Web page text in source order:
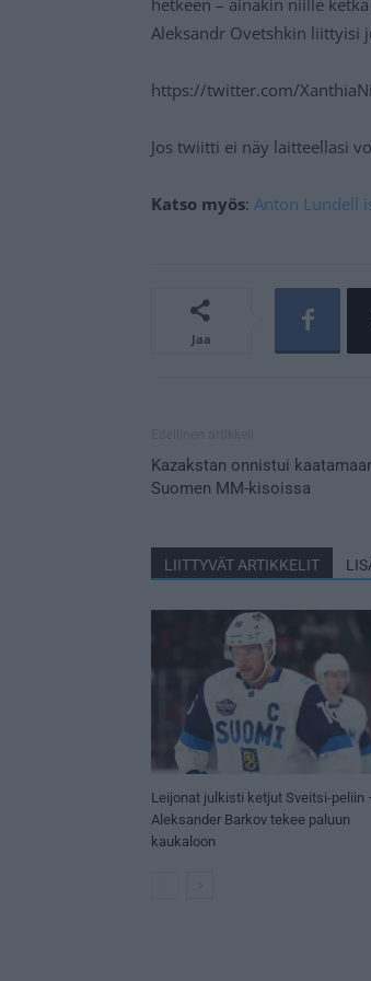
Aleksandr Ovetshkin liittyisi
https://twitter.com/
Jos twiitti ei näy laitteellasi
Katso myös: Anton Lundell
Jaa
Kazakstan onnistui
Suomen MM-kisoissa
LIITTYVÄT ARTIKKELIT
Leijonat julkisti ketjut Sveitsi-peliin
Aleksander Barkov tekee paluun
kaukaloon